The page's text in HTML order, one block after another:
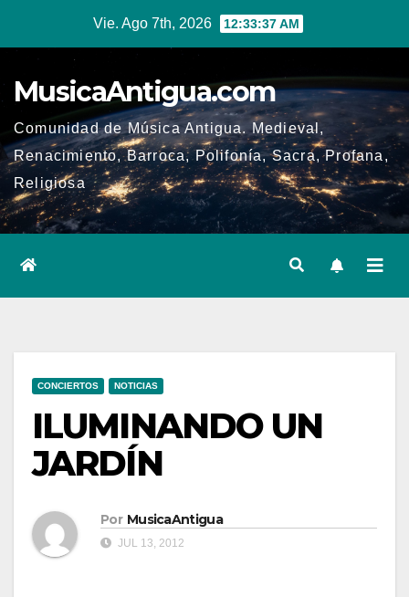
Vie. Ago 7th, 2026 12:33:38 AM
MusicaAntigua.com
Comunidad de Música Antigua. Medieval,
Renacimiento, Barroca, Polifonía, Sacra, Profana,
Religiosa
CONCIERTOS NOTICIAS
ILUMINANDO UN
JARDÍN
Por MusicaAntigua
JUL 13, 2012